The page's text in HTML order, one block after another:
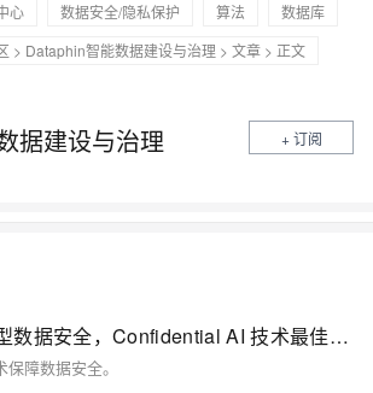
心
数据安全/隐私保护 算法
数据库
> Dataphin智能数据建设与治理 > 文章 > 正文
据建设与治理 + 订阅
AI 场景下确保模型数据安全，Confidential AI 技术最佳实践解读
障数据安全。